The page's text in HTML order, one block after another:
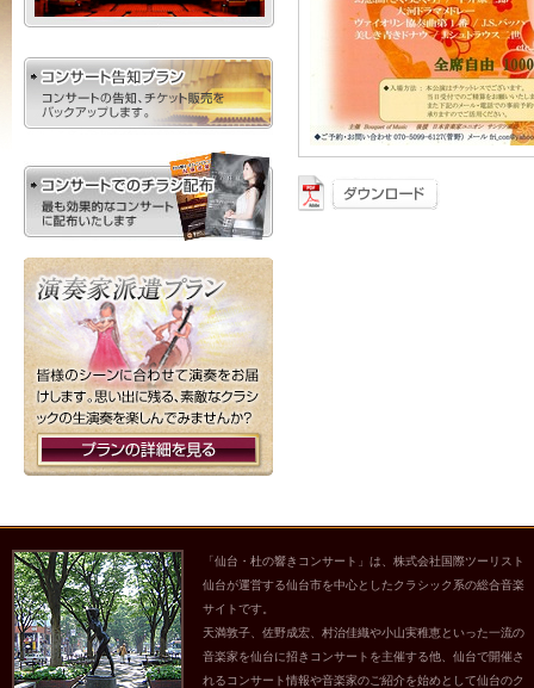
「仙台・杜の響きコンサート」は、株式会社国際ツーリスト
仙台が運営する仙台市を中心としたクラシック系の総合音楽
サイトです。
天満敦子、佐野成宏、村治佳織や小山実稚恵といった一流の
音楽家を仙台に招きコンサートを主催する他、仙台で開催さ
れるコンサート情報や音楽家のご紹介を始めとして仙台のク